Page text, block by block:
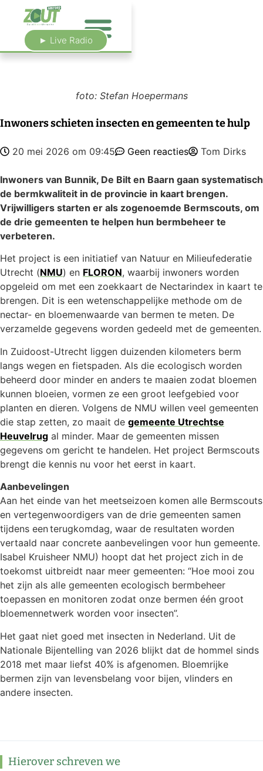
► Live Radio
foto: Stefan Hoepermans
Inwoners schieten insecten en gemeenten te hulp
20 mei 2026 om 09:45 Geen reacties Tom Dirks
Inwoners van Bunnik, De Bilt en Baarn gaan systematisch
de bermkwaliteit in de provincie in kaart brengen.
Vrijwilligers starten er als zogenoemde Bermscouts, om
de drie gemeenten te helpen hun bermbeheer te
verbeteren.
Het project is een initiatief van Natuur en Milieufederatie
Utrecht (NMU) en FLORON, waarbij inwoners worden
opgeleid om met een zoekkaart de Nectarindex in kaart te
brengen. Dit is een wetenschappelijke methode om de
nectar- en bloemenwaarde van bermen te meten. De
verzamelde gegevens worden gedeeld met de gemeenten.
In Zuidoost-Utrecht liggen duizenden kilometers berm
langs wegen en fietspaden. Als die ecologisch worden
beheerd door minder en anders te maaien zodat bloemen
kunnen bloeien, vormen ze een groot leefgebied voor
planten en dieren. Volgens de NMU willen veel gemeenten
die stap zetten, zo maait de gemeente Utrechtse
Heuvelrug al minder. Maar de gemeenten missen
gegevens om gericht te handelen. Het project Bermscouts
brengt die kennis nu voor het eerst in kaart.
Aanbevelingen
Aan het einde van het meetseizoen komen alle Bermscouts
en vertegenwoordigers van de drie gemeenten samen
tijdens een terugkomdag, waar de resultaten worden
vertaald naar concrete aanbevelingen voor hun gemeente.
Isabel Kruisheer NMU) hoopt dat het project zich in de
toekomst uitbreidt naar meer gemeenten: “Hoe mooi zou
het zijn als alle gemeenten ecologisch bermbeheer
toepassen en monitoren zodat onze bermen één groot
bloemennetwerk worden voor insecten”.
Het gaat niet goed met insecten in Nederland. Uit de
Nationale Bijentelling van 2026 blijkt dat de hommel sinds
2018 met maar liefst 40% is afgenomen. Bloemrijke
bermen zijn van levensbelang voor bijen, vlinders en
andere insecten.
Hierover schreven we